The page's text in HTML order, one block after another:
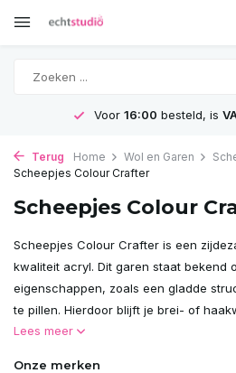
GRATIS
Terug Home Wol en Garen
Scheepjes Colour Crafter
Scheepjes Colour
Scheepjes Colour Crafter is een
kwaliteit acryl. Dit garen staat bekend
eigenschappen, zoals een gladde
te pillen. Hierdoor blijft je brei- of
Lees meer
Onze merken